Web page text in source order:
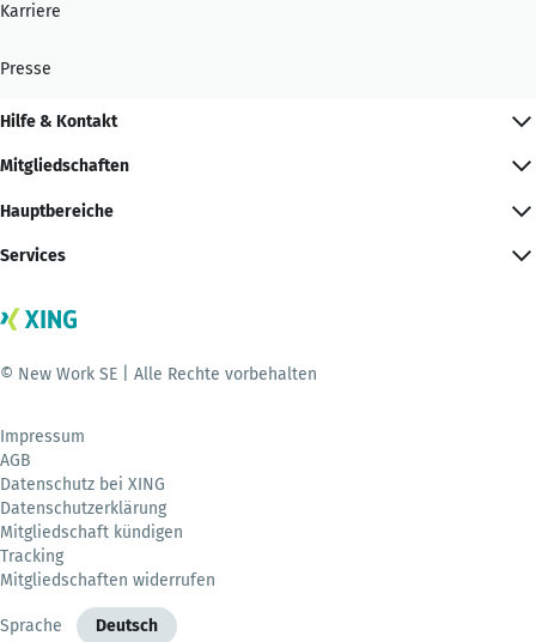
Karriere
Presse
Hilfe & Kontakt
Mitgliedschaften
Hauptbereiche
Services
© New Work SE | Alle Rechte vorbehalten
Impressum
AGB
Datenschutz bei XING
Datenschutzerklärung
Mitgliedschaft kündigen
Tracking
Mitgliedschaften widerrufen
Sprache Deutsch